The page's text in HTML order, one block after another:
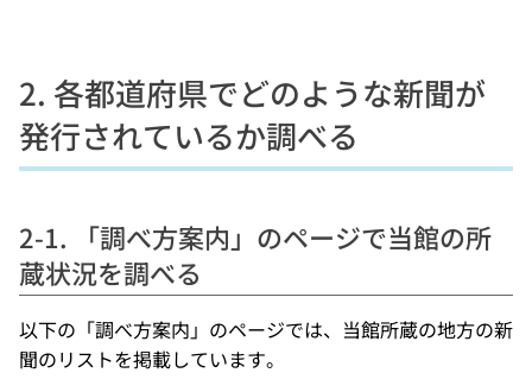
2. 各都道府県でどのような新聞が
発行されているか調べる
2-1. 「調べ方案内」のページで当館の所
蔵状況を調べる
以下の「調べ方案内」のページでは、当館所蔵の地方の新
聞のリストを掲載しています。